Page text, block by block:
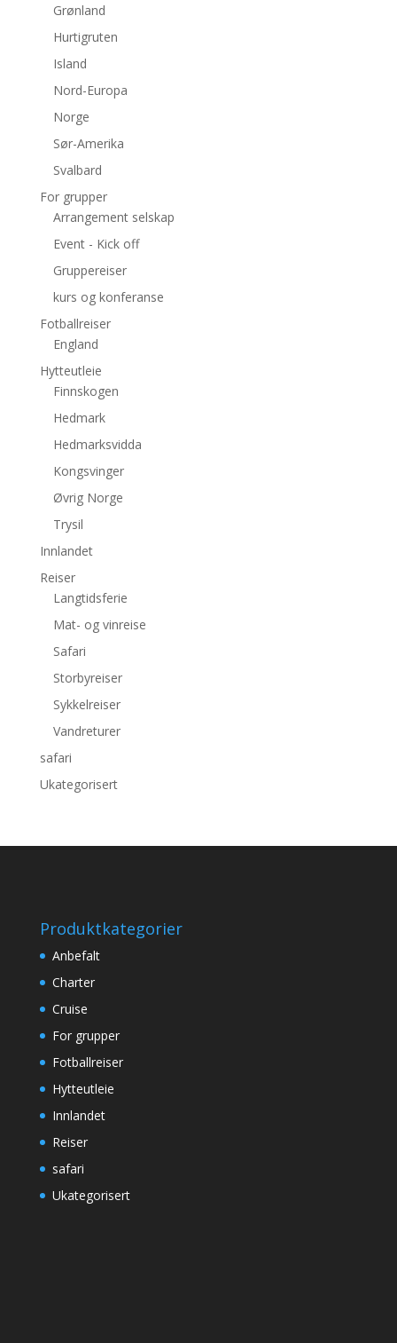
Grønland
Hurtigruten
Island
Nord-Europa
Norge
Sør-Amerika
Svalbard
For grupper
Arrangement selskap
Event - Kick off
Gruppereiser
kurs og konferanse
Fotballreiser
England
Hytteutleie
Finnskogen
Hedmark
Hedmarksvidda
Kongsvinger
Øvrig Norge
Trysil
Innlandet
Reiser
Langtidsferie
Mat- og vinreise
Safari
Storbyreiser
Sykkelreiser
Vandreturer
safari
Ukategorisert
Produktkategorier
Anbefalt
Charter
Cruise
For grupper
Fotballreiser
Hytteutleie
Innlandet
Reiser
safari
Ukategorisert